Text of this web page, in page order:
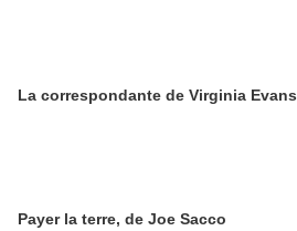
La correspondante de Virginia Evans
Payer la terre, de Joe Sacco